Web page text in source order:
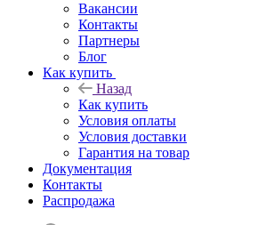
Вакансии
Контакты
Партнеры
Блог
Как купить
Назад
Как купить
Условия оплаты
Условия доставки
Гарантия на товар
Документация
Контакты
Распродажа